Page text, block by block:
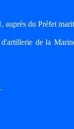
du Préfet
de la